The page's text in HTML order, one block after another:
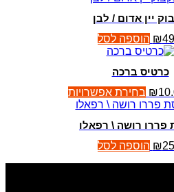
יין אדום / לבן
₪ הוספה לסל
כרטיס ברכה
₪ בחירת אפשרויות
פררו רושה \ רפאלו
₪ הוספה לסל